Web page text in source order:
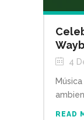
4
READ